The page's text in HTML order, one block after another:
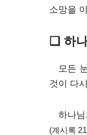
소망을
❑ 하
모든
것이 다
하나
(계시록